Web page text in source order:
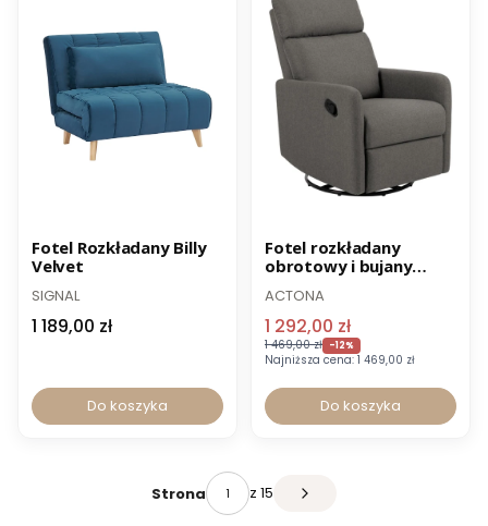
Fotel Rozkładany Billy
Velvet
SIGNAL
1 189,00 zł
Do koszyka
Promocja
Fotel rozkładany
obrotowy i bujany
ACTONA
1 292,00 zł
1 469,00 zł -12%
Najniższa cena: 1 469,00 zł
Do koszyka
Strona z 15